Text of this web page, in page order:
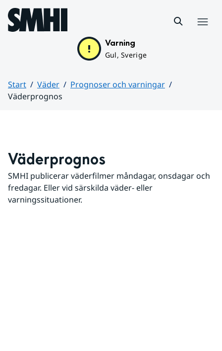
Hoppa till sidans innehåll
Varning
Gul, Sverige
Start Väder
Prognoser och varningar
Väderprognos
Väderprognos
SMHI publicerar väderfilmer måndagar, onsdagar och
fredagar. Eller vid särskilda väder- eller
varningssituationer.